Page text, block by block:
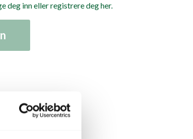
deg inn eller registrere deg her.